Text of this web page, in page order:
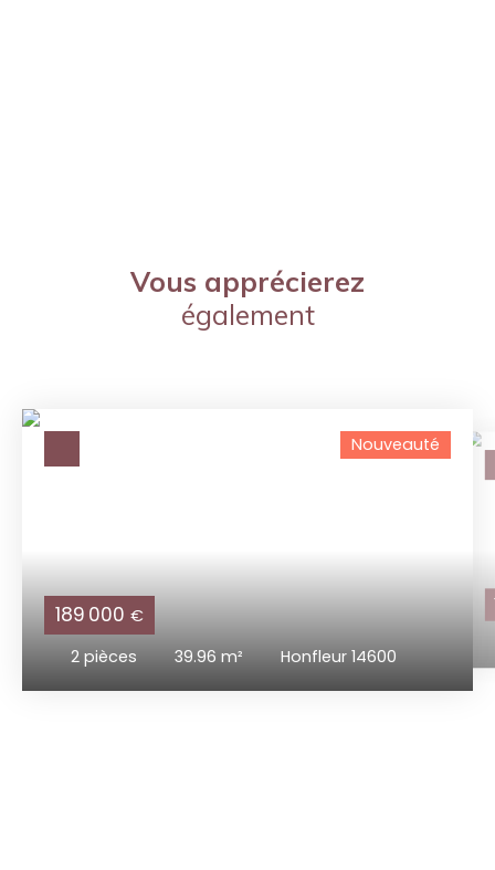
Vous apprécierez
également
189 000 €
2 pièces 39.96 m² Honfleur 14600
Nouveauté